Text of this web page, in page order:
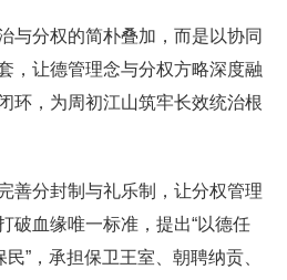
与分权的简朴叠加，而是以协同
，让德管理念与分权方略深度融
环，为周初江山筑牢长效统治根
善分封制与礼乐制，让分权管理
破血缘唯一标准，提出“以德任
”，承担保卫王室、朝聘纳贡、